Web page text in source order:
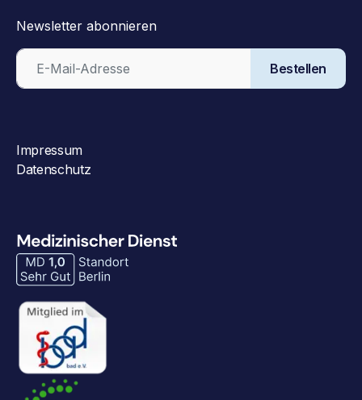
Newsletter abonnieren
Bestellen
Impressum
Datenschutz